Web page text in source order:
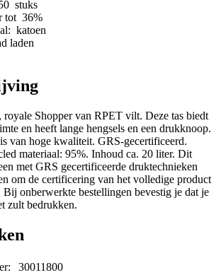
stuks
tot 36%
katoen
laden
royale Shopper van RPET vilt. Deze tas biedt
en heeft lange hengsels en een drukknoop.
van hoge kwaliteit. GRS-gecertificeerd.
materiaal: 95%. Inhoud ca. 20 liter. Dit
met GRS gecertificeerde druktechnieken
om de certificering van het volledige product
Bij onberwerkte bestellingen bevestig je dat je
zult bedrukken.
30011800